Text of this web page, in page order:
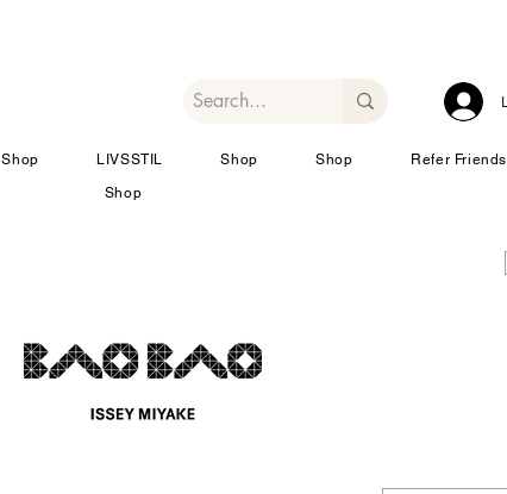
Shop LIVSSTIL Shop Shop Refer Friends
Shop